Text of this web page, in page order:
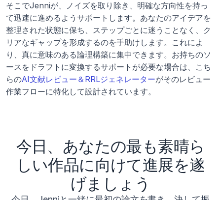
そこでJenniが、ノイズを取り除き、明確な方向性を持っ
て迅速に進めるようサポートします。あなたのアイデアを
整理された状態に保ち、ステップごとに迷うことなく、ク
リアなギャップを形成するのを手助けします。これによ
り、真に意味のある論理構築に集中できます。お持ちのソ
ースをドラフトに変換するサポートが必要な場合は、こち
らのAI文献レビュー＆RRLジェネレーターがそのレビュー
作業フローに特化して設計されています。
今日、あなたの最も素晴ら
しい作品に向けて進展を遂
げましょう